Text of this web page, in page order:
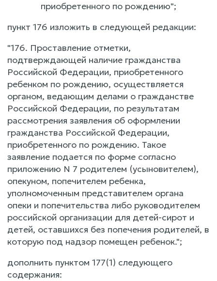
приобретенного по рождению";
пункт 176 изложить в следующей редакции:
"176. Проставление отметки,
подтверждающей наличие гражданства
Российской Федерации, приобретенного
ребенком по рождению, осуществляется
органом, ведающим делами о гражданстве
Российской Федерации, по результатам
рассмотрения заявления об оформлении
гражданства Российской Федерации,
приобретенного по рождению. Такое
заявление подается по форме согласно
приложению N 7 родителем (усыновителем),
опекуном, попечителем ребенка,
уполномоченным представителем органа
опеки и попечительства либо руководителем
российской организации для детей-сирот и
детей, оставшихся без попечения родителей, в
которую под надзор помещен ребенок.";
дополнить пунктом 177(1) следующего
содержания: